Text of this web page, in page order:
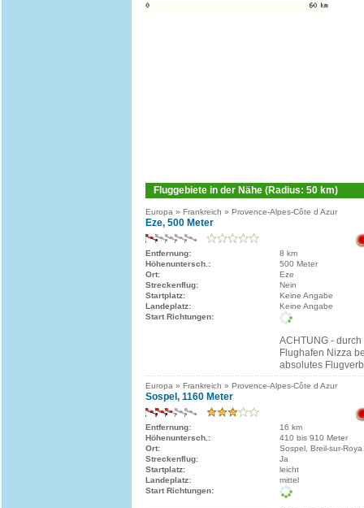
Fluggebiete in der Nähe (Radius: 50 km)
Europa » Frankreich » Provence-Alpes-Côte d Azur
Eze, 500 Meter
Entfernung:
8 km
Höhenuntersch.:
500 Meter
Ort:
Eze
Streckenflug:
Nein
Startplatz:
Keine Angabe
Landeplatz:
Keine Angabe
Start Richtungen:
ACHTUNG -
Flughafen Nizza
absolutes
Europa » Frankreich » Provence-Alpes-Côte d Azur
Sospel, 1160 Meter
Entfernung:
16 km
Höhenuntersch.:
410 bis 910 Meter
Ort:
Sospel, Breil-sur-Roya
Streckenflug:
Ja
Startplatz:
leicht
Landeplatz:
mittel
Start Richtungen: